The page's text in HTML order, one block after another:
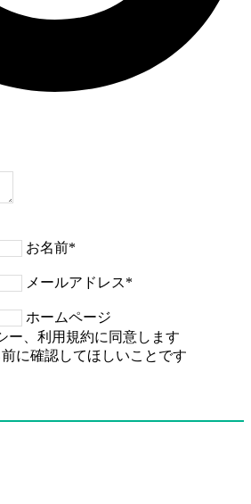
お名前*
メールアドレス*
ホームページ
ー
利用規約に同意します
に確認してほしいことです